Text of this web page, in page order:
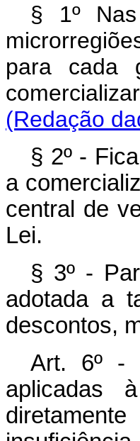
§ 1º Nas
para cada
(Redação
§ 2º -
a
central de
Lei.
§ 3º -
adotada a
descontos,
Art. 6º -
aplicadas